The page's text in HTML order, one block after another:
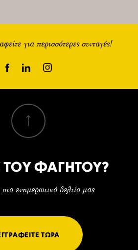
για περισσότερες συνταγές!
ΤΟΥ ΦΑΓΗΤΟΥ?
ενημερωτικό δελτίο μας
ΤΩΡΑ